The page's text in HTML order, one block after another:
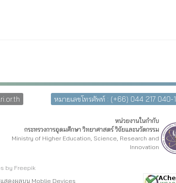
หมายเลขโทรศัพท์ : (+66) 044 217 040-1
หน่วยงานในกำกับ
กระทรวงการอุดมศึกษา วิทยาศาสตร์ วิจัยและนวัตกรรม
Ministry of Higher Education, Science, Research and
Innovation
by Freepik
แสดงผลบน Moblie Devices